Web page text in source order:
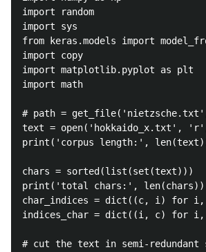
import random
import sys
from keras.models import
import copy
import matplotlib.pyplot as plt
import math
# path = get_file('nietzsche.txt',
text = open('hokkaido_x.txt',
print('corpus length:',
chars = sorted(list(set(text)))
print('total chars:', len(chars))
char_indices = dict((c, i) for i,
indices_char = dict((i, c) for i,
# cut the text in semi-redundant